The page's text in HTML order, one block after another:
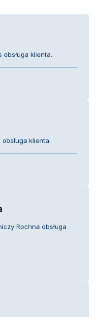
klienta.
klienta.
Rochna obsługa